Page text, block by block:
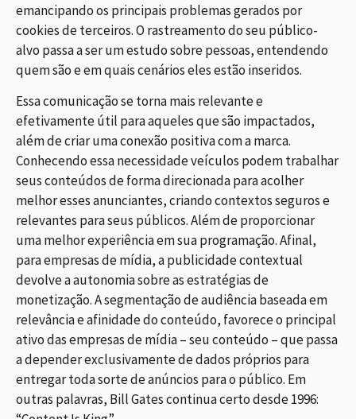
emancipando os principais problemas gerados por
cookies de terceiros. O rastreamento do seu público-
alvo passa a ser um estudo sobre pessoas, entendendo
quem são e em quais cenários eles estão inseridos.
Essa comunicação se torna mais relevante e
efetivamente útil para aqueles que são impactados,
além de criar uma conexão positiva com a marca.
Conhecendo essa necessidade veículos podem trabalhar
seus conteúdos de forma direcionada para acolher
melhor esses anunciantes, criando contextos seguros e
relevantes para seus públicos. Além de proporcionar
uma melhor experiência em sua programação. Afinal,
para empresas de mídia, a publicidade contextual
devolve a autonomia sobre as estratégias de
monetização. A segmentação de audiência baseada em
relevância e afinidade do conteúdo, favorece o principal
ativo das empresas de mídia – seu conteúdo – que passa
a depender exclusivamente de dados próprios para
entregar toda sorte de anúncios para o público. Em
outras palavras, Bill Gates continua certo desde 1996: